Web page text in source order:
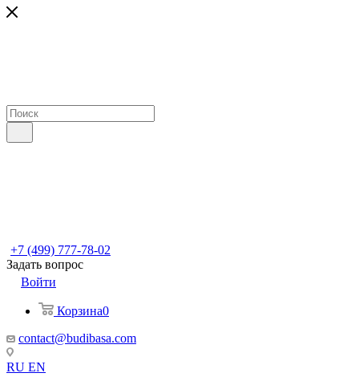
+7 (499) 777-78-02
Задать вопрос
Войти
Корзина0
contact@budibasa.com
RU EN